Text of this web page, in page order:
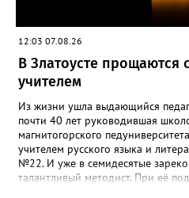
12:03 07.08.26
В Златоусте прощаются
учителем
Из жизни ушла выдающийся
почти 40 лет руководившая
магнитогорского
учителем русского языка и
№22. И уже в семидесятые
талантливый методист. При её